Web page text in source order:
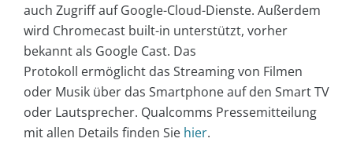
auch Zugriff auf Google-Cloud-Dienste. Außerdem
wird Chromecast built-in unterstützt, vorher
bekannt als Google Cast. Das
Protokoll ermöglicht das Streaming von Filmen
oder Musik über das Smartphone auf den Smart TV
oder Lautsprecher. Qualcomms Pressemitteilung
mit allen Details finden Sie hier.